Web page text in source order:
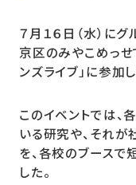
７月１６日（水） にグ
京区のみやこめっせ
ンズライブ」に参加
このイベントでは、
いる研究や、 それが
を、 各校のブースで
した。